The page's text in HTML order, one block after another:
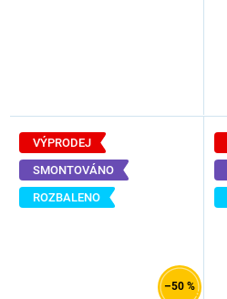
VÝPRODEJ
ROZBALENO
SMONTOVÁNO
–50 %